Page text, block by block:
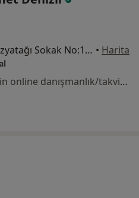
Kozyatağı Mahallesi Kozyatağı Sokak No:19, Kadıköy • Harita
Bu uzman ilgili adres için online danışmanlık/takvim sunmuyor.